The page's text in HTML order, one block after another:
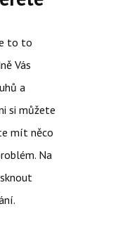
to to
Vás
a
si můžete
mít něco
Na